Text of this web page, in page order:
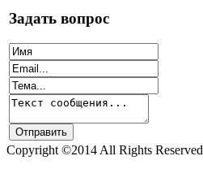
Задать вопрос
Copyright ©2014 All Rights Reserved